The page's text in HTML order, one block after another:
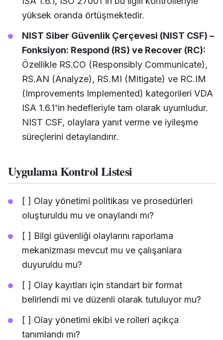
yüksek oranda örtüşmektedir.
NIST Siber Güvenlik Çerçevesi (NIST CSF) –
Fonksiyon: Respond (RS) ve Recover (RC):
Özellikle RS.CO (Responsibly Communicate),
RS.AN (Analyze), RS.MI (Mitigate) ve RC.IM
(Improvements Implemented) kategorileri VDA
ISA 1.6.1'in hedefleriyle tam olarak uyumludur.
NIST CSF, olaylara yanıt verme ve iyileşme
süreçlerini detaylandırır.
Uygulama Kontrol Listesi
[ ] Olay yönetimi politikası ve prosedürleri
oluşturuldu mu ve onaylandı mı?
[ ] Bilgi güvenliği olaylarını raporlama
mekanizması mevcut mu ve çalışanlara
duyuruldu mu?
[ ] Olay kayıtları için standart bir format
belirlendi mi ve düzenli olarak tutuluyor mu?
[ ] Olay yönetimi ekibi ve rolleri açıkça
tanımlandı mı?